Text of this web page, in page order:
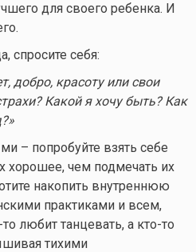
для своего ребенка. И
спросите себя:
добро, красоту или свои
Какой я хочу быть? Как
– попробуйте взять себе
хорошее, чем подмечать их
накопить внутреннюю
практиками и всем,
любит танцевать, а кто-то
тихими